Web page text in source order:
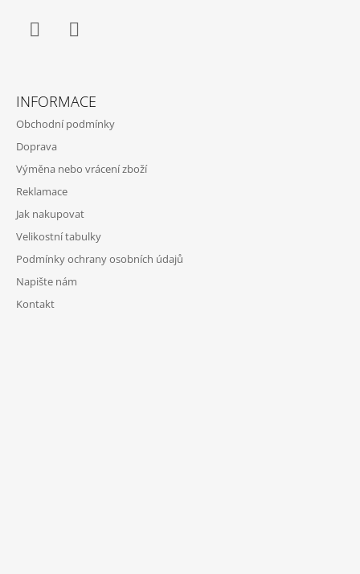
INFORMACE
Obchodní podmínky
Doprava
Výměna nebo vrácení zboží
Reklamace
Jak nakupovat
Velikostní tabulky
Podmínky ochrany osobních údajů
Napište nám
Kontakt